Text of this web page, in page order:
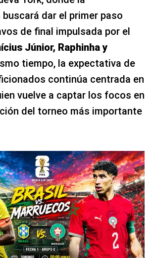
dar el primer paso
de final impulsada por el
Júnior, Raphinha y
tiempo, la expectativa de
continúa centrada en
vuelve a captar los focos en
del torneo más importante